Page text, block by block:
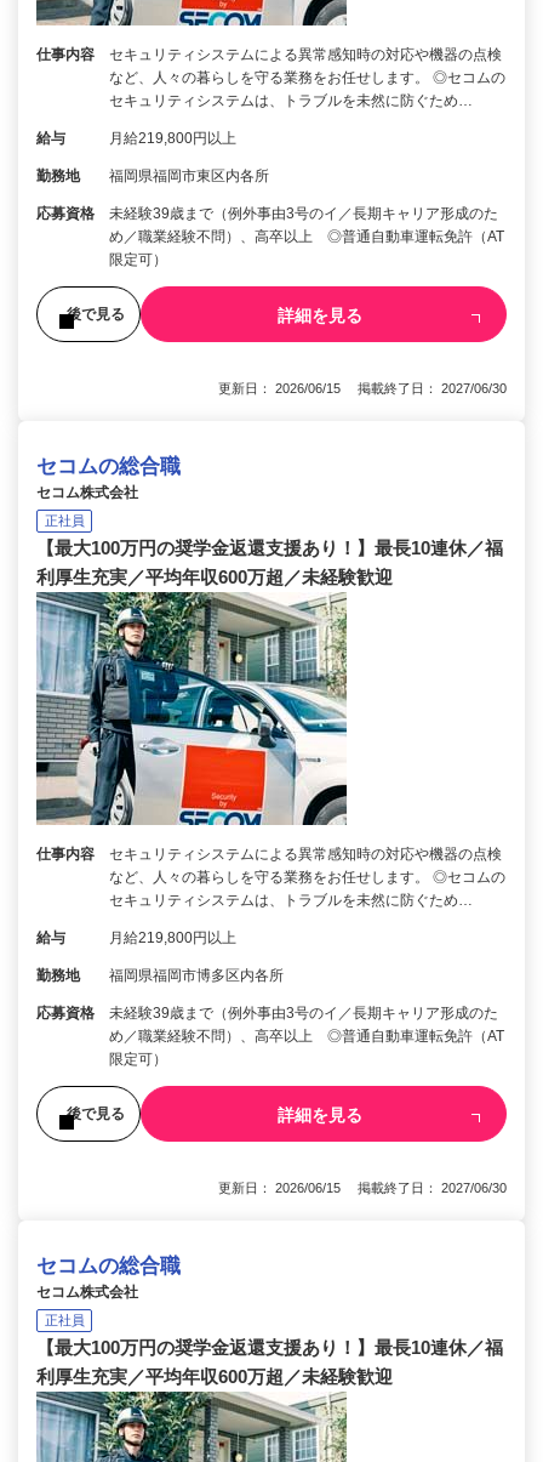
仕事内容
セキュリティシステムによる異常感知時の対応や機器の点検
など、人々の暮らしを守る業務をお任せします。 ◎セコムの
セキュリティシステムは、トラブルを未然に防ぐため…
給与 月給219,800円以上
勤務地 福岡県福岡市東区内各所
応募資格
未経験39歳まで（例外事由3号のイ／長期キャリア形成のた
め／職業経験不問）、高卒以上 ◎普通自動車運転免許（AT
限定可）
後で見る 詳細を見る
更新日： 2026/06/15 掲載終了日： 2027/06/30
セコムの総合職
セコム株式会社
正社員
【最大100万円の奨学金返還支援あり！】最長10連休／福
利厚生充実／平均年収600万超／未経験歓迎
仕事内容
セキュリティシステムによる異常感知時の対応や機器の点検
など、人々の暮らしを守る業務をお任せします。 ◎セコムの
セキュリティシステムは、トラブルを未然に防ぐため…
給与 月給219,800円以上
勤務地 福岡県福岡市博多区内各所
応募資格
未経験39歳まで（例外事由3号のイ／長期キャリア形成のた
め／職業経験不問）、高卒以上 ◎普通自動車運転免許（AT
限定可）
後で見る 詳細を見る
更新日： 2026/06/15 掲載終了日： 2027/06/30
セコムの総合職
セコム株式会社
正社員
【最大100万円の奨学金返還支援あり！】最長10連休／福
利厚生充実／平均年収600万超／未経験歓迎